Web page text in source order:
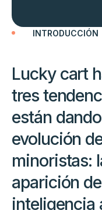
INTRODUCCIÓN
Lucky cart
tres
están
evolución
minoristas:
aparición
inteligencia